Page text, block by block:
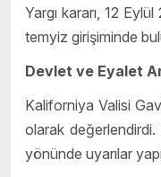
Yargı kararı, 12
temyiz girişiminde
Devlet ve Eyalet
Kaliforniya Valisi
olarak
yönünde uyarılar